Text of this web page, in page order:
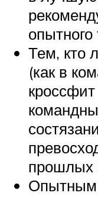
опытного
Тем, кто
(как в
прошлых
Опытным